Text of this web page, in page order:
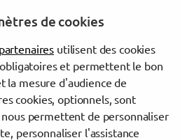
dans les villes à proximité
de cookies
utilisent des cookies
et permettent le bon
la mesure d'audience de
cookies, optionnels, sont
permettent de personnaliser
personnaliser l'assistance